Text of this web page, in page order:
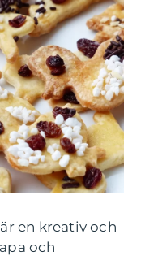
en kreativ och
och